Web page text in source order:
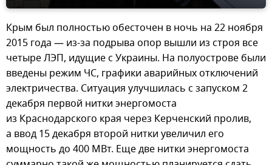
Крым был полностью обесточен в ночь на 22 ноября
2015 года — из-за подрыва опор вышли из строя все
четыре ЛЭП, идущие с Украины. На полуострове были
введены режим ЧС, графики аварийных отключений
электричества. Ситуация улучшилась с запуском 2
декабря первой нитки энергомоста
из Краснодарского края через Керченский пролив,
а ввод 15 декабря второй нитки увеличил его
мощность до 400 МВт. Еще две нитки энергомоста